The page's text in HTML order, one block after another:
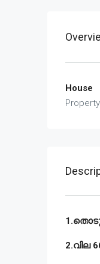
House
2.വില